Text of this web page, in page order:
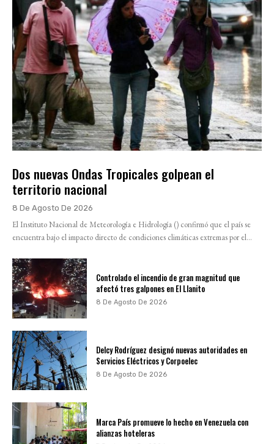
Dos nuevas Ondas Tropicales golpean el
territorio nacional
8 De Agosto De 2026
El Instituto Nacional de Meteorología e Hidrología () confirmó que el país se
encuentra bajo el impacto directo de condiciones climáticas extremas por el...
Controlado el incendio de gran magnitud que
afectó tres galpones en El Llanito
8 De Agosto De 2026
Delcy Rodríguez designó nuevas autoridades en
Servicios Eléctricos y Corpoelec
8 De Agosto De 2026
Marca País promueve lo hecho en Venezuela con
alianzas hoteleras